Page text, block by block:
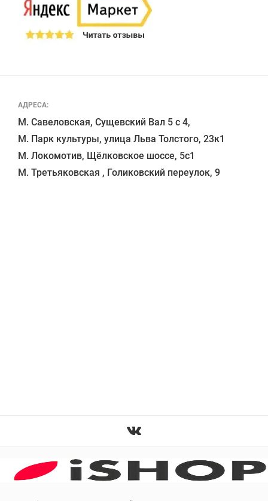
АДРЕСА:
М. Савеловская, Сущевский Вал 5 с 4,
М. Парк культуры, улица Льва Толстого, 23к1
М. Локомотив, Щёлковское шоссе, 5с1